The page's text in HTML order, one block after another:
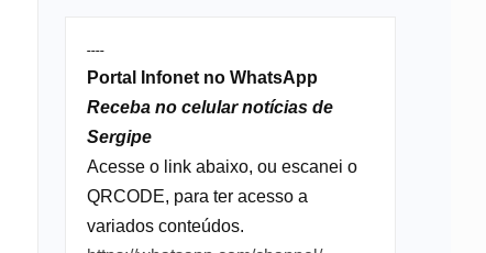
----
Portal Infonet no WhatsApp
Receba no celular notícias de
Sergipe
Acesse o link abaixo, ou escanei o
QRCODE, para ter acesso a
variados conteúdos.